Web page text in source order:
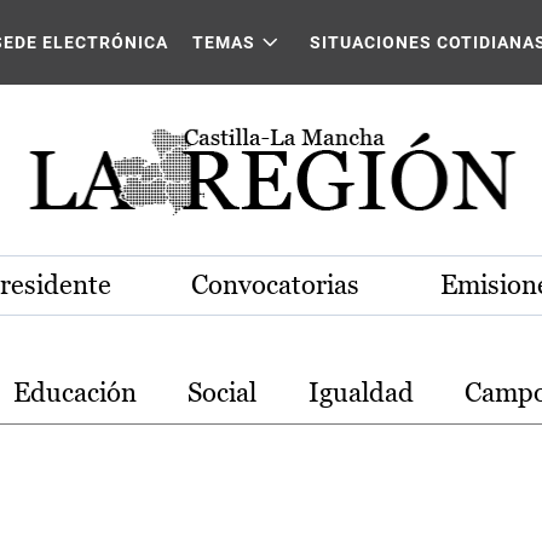
La Mancha
ELECTRÓNICA TEMAS SITUACIONES
Convocatorias
Educación Social Igualdad